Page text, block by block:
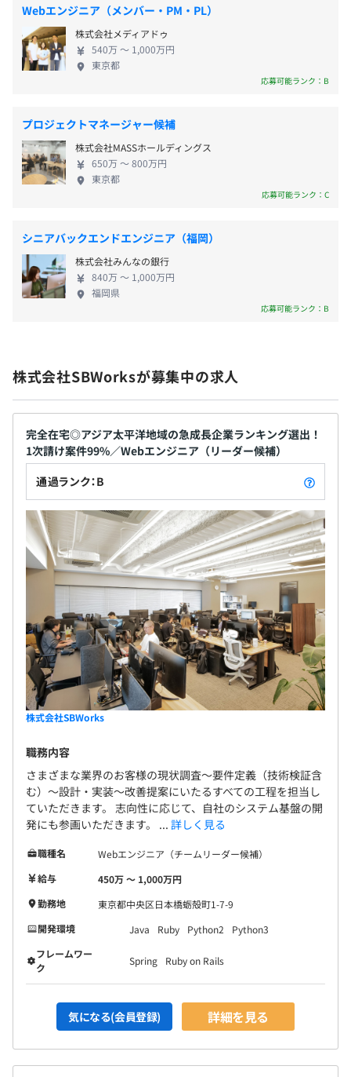
し、レセプトデータ分析サービス
・ツナガルタップ & BEER ON TAP：「今日飲みたいあの
ビールはどのお店にある？」「あのお店の今日のビールは
何？」に答えてくれるクラフトビール専門サイト
2018年度のグッドデザイン賞を受賞した『CLINIC
BOARD』は、ザイエンス株式会社と共同開発したクリニ
ック・診療所向けの経営ダッシュボードサービスです。
当初、電子カルテの開発を検討されていましたが、当社が
業務課題を調査した結果、医師が診療や経営、マネジメン
判明しました。
そこで、迅速かつ直感的に経営状態を可視化できるツール
として本サービスを提案・開発し、現在も順調にユーザー
点が評価されています。
『CLINIC BOARD』は、課題発見から提案・開発・運用ま
す。
アジャイル
【開発チームの雰囲気】
・開発方法は案件によって多少異なりますが、基本的には
アジャイル開発です。
・要件定義より上流の事業課題の整理・提案、サービス／
PLやITディレクター／コンサルタントがクライアントとデ
ィスカッションを繰り返し、方向性を取りまとめ、要件を
整理していきます。
・要件がある程度整理できたきたタイミングで、エンジニ
アメンバー数名が要件定義・基本設計に入り、開発を推進
【開発チームの雰囲気】
・エンジニア勉強会やプロジェクト横断での開発プロセス
います。
・昨今生成AIによりエンジニアにとっては激動の時期であ
り、エンジニアである社長も含め、AIへの取り組みは積極
・若手の社員も多く、役員含めフラットな組織です。
・服装や髪型は自由で、社内には常時クラフトビールがあ
り、無料で飲むこともできます。
■扶養手当
■通勤費（上限：30000円）
■リフレッシュ休暇手当（勤続6カ月以上の従業員に対
し、事業年度内に1回限り、有給休暇とは別に5日間の連
■禁煙手当
■リモートワーク補助
すが、原則として賞与の支給はありません。
社会保険完備（健康保険・厚生年金加入・雇用保険・労災
保険）
無期雇用
6カ月（待遇の変更はありません）
関連DX支援・新規基幹システム企画・開発 ・大規模
福利厚生ポータルサイトのリニューアル開発 ・法人
健康サポートスマホアプリ開発 等、その他多数
【当社で働く魅力】 ☆★大きな裁量／小規模プロジ
全実力主義の評価制度／年功序列に縛られない報酬
体系を実現★☆ 大手のような管理部門がないことに
より販管費が削減ができ、オフショアの活用も積極
的におこなっていることから顧客へのコストメリッ
トも多く、また利益率も高い分、報酬も業界水準よ
い」と評価されており、高い利益率を生かして報酬
へ還元しています。 一般的に大手SIerではプロジェ
クトの規模が大きく、自身の影響力を実感しにくい
ことが多いですが、当社では比較的小規模なプロジ
SIerから転職し、リーダーとして活躍しているメンバ
ーもいます。 たとえば東証一部上場企業の案件で
は、代表や役員と直接話しながら進める機会があ
り、自らの判断でプロジェクトを推進できる点に手
応えを感じられます。また、メンバーにも権限を積極
的に委譲し、責任感と成長の機会を提供しています。
また、フルリモート勤務も可能で、全国各地のエン
ジニアが柔軟に働いており、受託開発案件もチーム
で対応。さらに、経営幹部候補としてのキャリアパ
スも用意されており、経営に関与できる環境も整っ
ています。 創業以来7期連続で黒字を達成し、日経新
聞社やFinancial Timesの「アジア太平洋地域の急成
長企業ランキング2021」でアジア54位に選ばれるな
ど、国内外で高い評価を得ている当社。経営層が新
規ITサービスの立ち上げ経験を持つメンバーで構成
されており、組織としての強みを生かしながら、よ
り多くの事業課題解決に取り組んでいます。 ◎現
在、さらなる成長を見据え、プロジェクトマネジャ
ー、テックリード、アーキテクト、ITコンサルタント
ています！
Webエンジニア（メンバー・PM・PL）
株式会社メディアドゥ
540万 〜 1,000万円
東京都
応募可能ランク：B
プロジェクトマネージャー候補
株式会社MASSホールディングス
650万 〜 800万円
東京都
応募可能ランク：C
シニアバックエンドエンジニア（福岡）
株式会社みんなの銀行
840万 〜 1,000万円
福岡県
応募可能ランク：B
株式会社SBWorksが募集中の求人
完全在宅◎アジア太平洋地域の急成長企業ランキング選出！
1次請け案件99%／Webエンジニア（リーダー候補）
通過ランク：B
株式会社SBWorks
職務内容
さまざまな業界のお客様の現状調査〜要件定義（技術検証含
む）〜設計・実装〜改善提案にいたるすべての工程を担当し
ていただきます。 志向性に応じて、自社のシステム基盤の開
発にも参画いただきます。 ... 詳しく見る
職種名
Webエンジニア（チームリーダー候補）
給与
450万 〜 1,000万円
勤務地
東京都中央区日本橋蛎殻町1-7-9
開発環境
Java Ruby Python2
Python3
フレームワー
ク
Spring Ruby on Rails
気になる(会員登録) 詳細を見る